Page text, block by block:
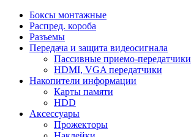
Боксы монтажные
Распред. короба
Разъемы
Передача и защита видеосигнала
Пассивные приемо-передатчики
HDMI, VGA передатчики
Накопители информации
Карты памяти
HDD
Аксессуары
Прожекторы